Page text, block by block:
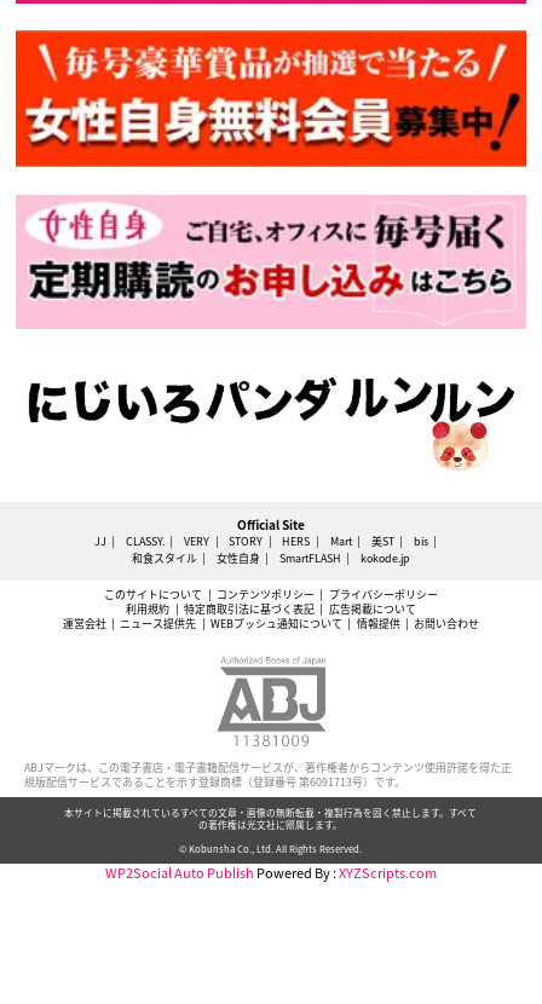
Official Site
JJ CLASSY. VERY STORY HERS Mart 美ST
bis
和食スタイル
女性自身 SmartFLASH kokode.jp
このサイトについて コンテンツポリシー
プライバシーポリシー
利用規約
特定商取引法に基づく表記
広告掲載について
運営会社
ニュース提供先 WEBプッシュ通知について 情報提供 お問い合わせ
ABJマークは、この電子書店・電子書籍配信サービスが、著作権者からコンテンツ使用許諾を得た正
規版配信サービスであることを示す登録商標（登録番号 第6091713号）です。
本サイトに掲載されているすべての文章・画像の無断転載・複製行為を固く禁止します。すべて
の著作権は光文社に帰属します。
© Kobunsha Co., Ltd. All Rights Reserved.
WP2Social Auto Publish Powered By :XYZScripts.com